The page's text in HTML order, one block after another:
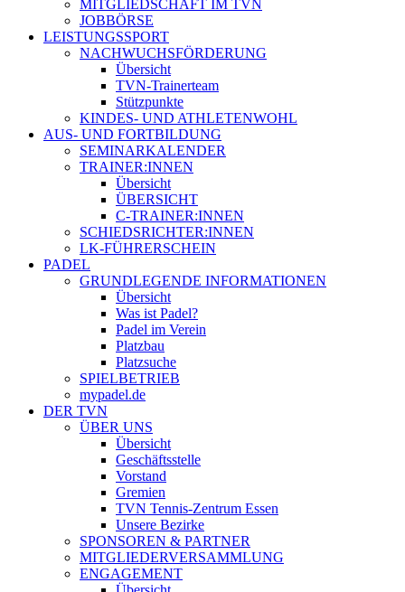
MITGLIEDSCHAFT IM TVN
JOBBÖRSE
LEISTUNGSSPORT
NACHWUCHSFÖRDERUNG
Übersicht
TVN-Trainerteam
Stützpunkte
KINDES- UND ATHLETENWOHL
AUS- UND FORTBILDUNG
SEMINARKALENDER
TRAINER:INNEN
Übersicht
ÜBERSICHT
C-TRAINER:INNEN
SCHIEDSRICHTER:INNEN
LK-FÜHRERSCHEIN
PADEL
GRUNDLEGENDE INFORMATIONEN
Übersicht
Was ist Padel?
Padel im Verein
Platzbau
Platzsuche
SPIELBETRIEB
mypadel.de
DER TVN
ÜBER UNS
Übersicht
Geschäftsstelle
Vorstand
Gremien
TVN Tennis-Zentrum Essen
Unsere Bezirke
SPONSOREN & PARTNER
MITGLIEDERVERSAMMLUNG
ENGAGEMENT